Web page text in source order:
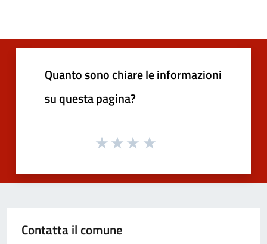
Quanto sono chiare le informazioni
su questa pagina?
Contatta il comune